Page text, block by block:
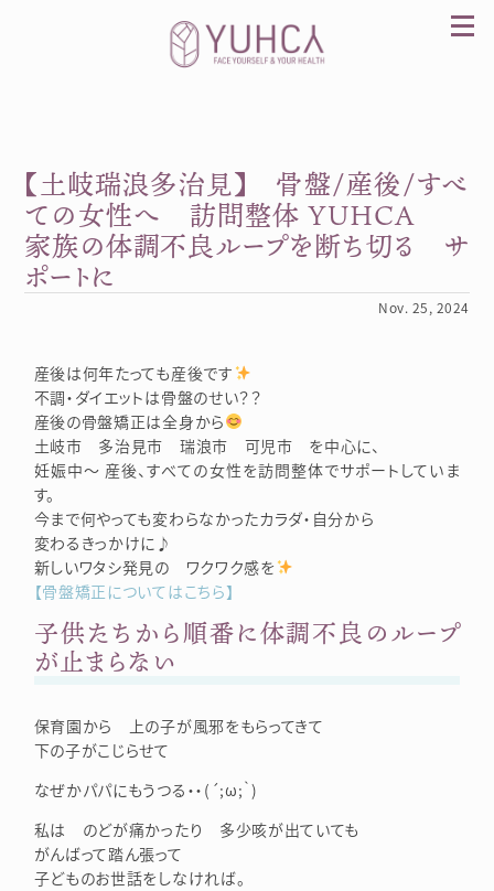
カラダを整え、習慣を変えて、心を前向きに。産
前産後訪問整体 YUHCA（ユウカ）
【土岐瑞浪多治見】 骨盤/産後/すべ
ての女性へ 訪問整体 YUHCA
家族の体調不良ループを断ち切る サ
ポートに
Nov. 25, 2024
産後は何年たっても産後です
不調・ダイエットは骨盤のせい？？
産後の骨盤矯正は全身から
土岐市 多治見市 瑞浪市 可児市 を中心に、
妊娠中～ 産後、すべての女性を訪問整体でサポートしていま
す。
今まで何やっても変わらなかったカラダ・自分から
変わるきっかけに♪
新しいワタシ発見の ワクワク感を
【骨盤矯正についてはこちら】
子供たちから順番に体調不良のループ
が止まらない
保育園から 上の子が風邪をもらってきて
下の子がこじらせて
なぜかパパにもうつる・・(´;ω;｀)
私は のどが痛かったり 多少咳が出ていても
がんばって踏ん張って
子どものお世話をしなければ。